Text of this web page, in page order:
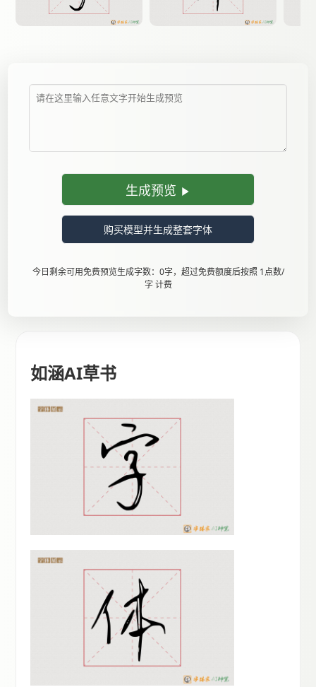
生成预览
购买模型并生成整套字体
今日剩余可用免费预览生成字数：0字，超过免费额度后按照 1点数/
字 计费
如涵AI草书